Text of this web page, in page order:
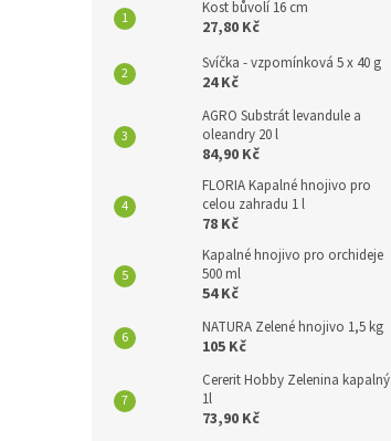
Kost bůvolí 16 cm
27,80 Kč
Svíčka - vzpomínková 5 x 40 g
24 Kč
AGRO Substrát levandule a
oleandry 20 l
84,90 Kč
FLORIA Kapalné hnojivo pro
celou zahradu 1 l
78 Kč
Kapalné hnojivo pro orchideje
500 ml
54 Kč
NATURA Zelené hnojivo 1,5 kg
105 Kč
Cererit Hobby Zelenina kapalný
1l
73,90 Kč